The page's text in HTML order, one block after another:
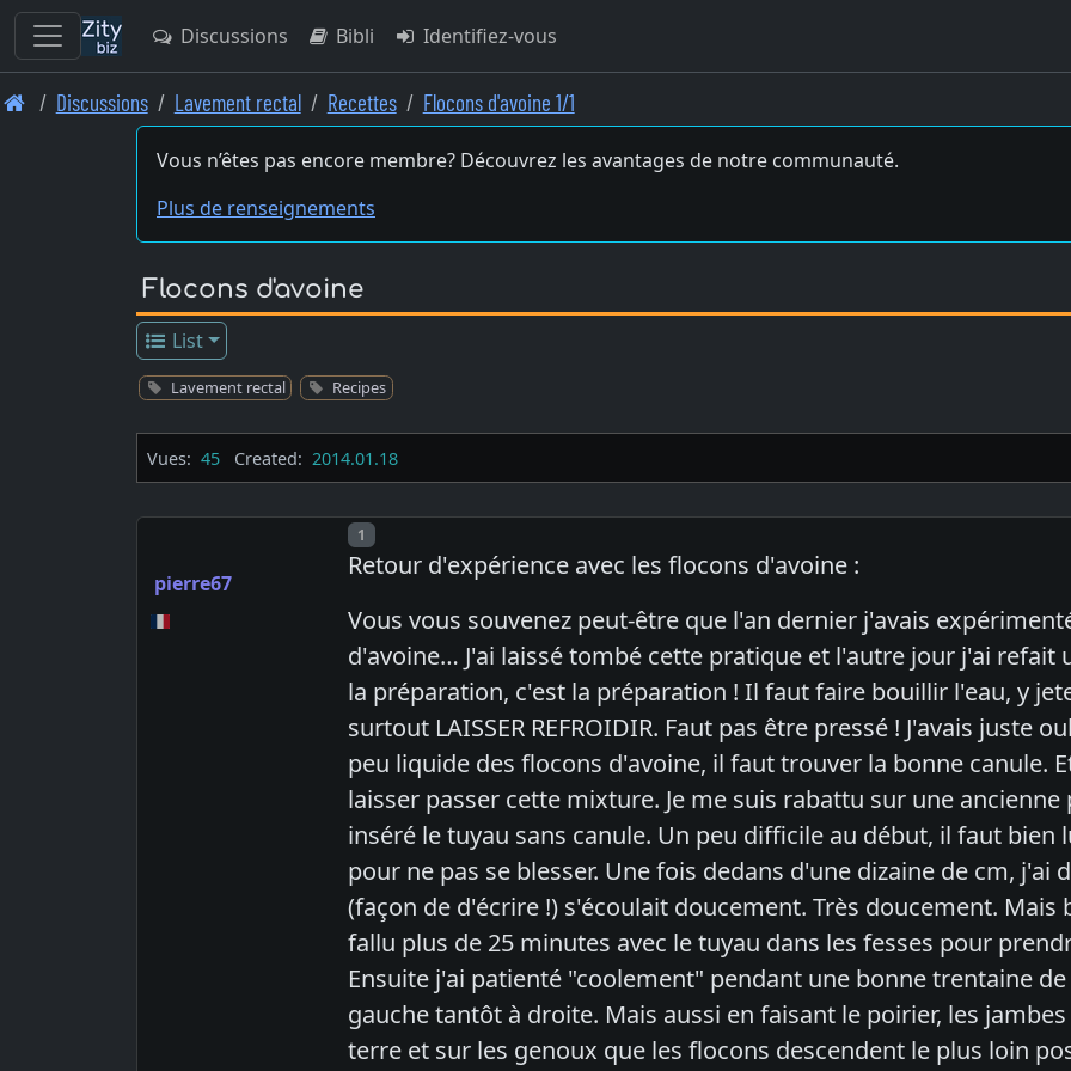
Skip
Discussions Bibli Identifiez-vous
Discussions Lavement rectal Recettes Flocons d'avoine 1/1
Vous n’êtes pas encore membre? Découvrez les avantages de notre communauté.
Plus de renseignements
Flocons d'avoine
List
Lavement rectal Recipes
Vues: 45 Created: 2014.01.18
pierre67
Post number
1
Retour d'expérience avec les flocons d'avoine :
Vous vous souvenez peut-être que l'an dernier j'avais
d'avoine… J'ai laissé tombé cette pratique et l'autre jour j'ai refait
la préparation, c'est la préparation ! Il faut faire bouillir l'eau, y
surtout LAISSER REFROIDIR. Faut pas être pressé ! J'avais juste
peu liquide des flocons d'avoine, il faut trouver la bonne canule.
laisser passer cette mixture. Je me suis rabattu sur une
inséré le tuyau sans canule. Un peu difficile au début, il faut
pour ne pas se blesser. Une fois dedans d'une dizaine de cm, j'ai
(façon de d'écrire !) s'écoulait doucement. Très doucement.
fallu plus de 25 minutes avec le tuyau dans les fesses pour
Ensuite j'ai patienté "coolement" pendant une bonne trentaine
gauche tantôt à droite. Mais aussi en faisant le poirier, les
terre et sur les genoux que les flocons descendent le plus loin